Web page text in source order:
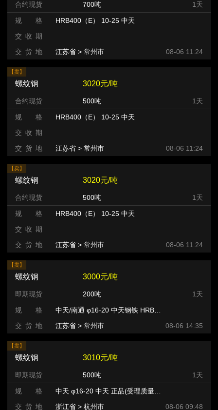
合约现货 700吨 1天
规 格
HRB400（E） 10-25 中天
交 收 期
交 货 地
江苏省 > 常州市 > 08-06 11:24
【卖】
螺纹钢 3020元/吨
合约现货 500吨 1天
规 格
HRB400（E） 10-25 中天
交 收 期
交 货 地
江苏省 > 常州市 > 08-06 11:24
【卖】
螺纹钢 3020元/吨
合约现货 500吨 1天
规 格
HRB400（E） 10-25 中天
交 收 期
交 货 地
江苏省 > 常州市 > 08-06 11:24
【卖】
螺纹钢 3000元/吨
即期现货 200吨 1天
规 格
中天/南通 φ16-20 中天钢铁 HRB400
交 货 地
江苏省 > 常州市 > 08-06 14:35
【卖】
螺纹钢 3010元/吨
即期现货 500吨 1天
规 格
中天 φ16-20 中天 正品(受理质量异议) HRB400
交 货 地
浙江省 > 杭州市 > 08-06 09:48